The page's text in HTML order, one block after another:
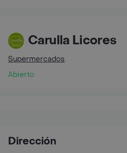
Carulla Licores
Supermercados
Abierto
Dirección